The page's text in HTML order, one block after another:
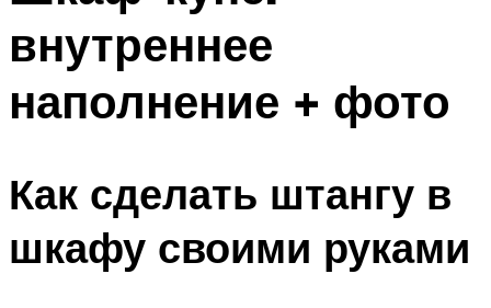
внутреннее
наполнение + фото
Как сделать штангу в
шкафу своими руками